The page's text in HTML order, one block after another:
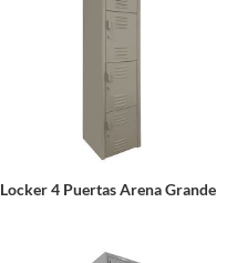
Locker 4 Puertas Arena Grande